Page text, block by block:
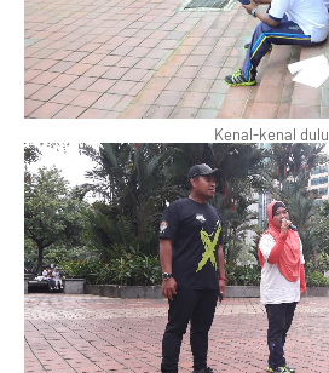
Kenal-kenal dulu